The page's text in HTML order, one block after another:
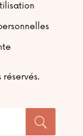
réservés.